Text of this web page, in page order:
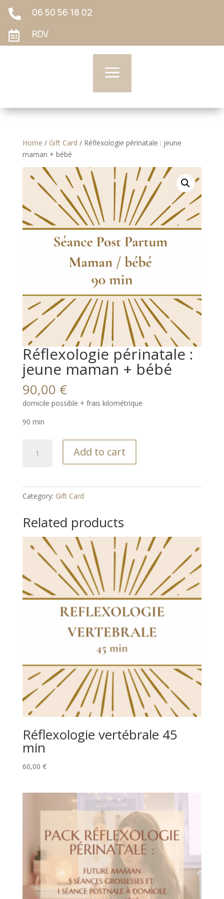
 06 50 56 18 02
 RDV
a
Home / Gift Card / Réflexologie périnatale : jeune
maman + bébé
Réflexologie périnatale :
jeune maman + bébé
90,00 €
domicile possible + frais kilométrique
90 min
périnatale
quantity
Add to cart
Category: Gift Card
Related products
Réflexologie vertébrale 45
min
60,00 €